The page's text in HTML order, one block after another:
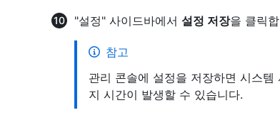
"설정" 사이드바에서 설정 저장을 클릭
참고
관리 콘솔에 설정을 저장하면 시스
지 시간이 발생할 수 있습니다.